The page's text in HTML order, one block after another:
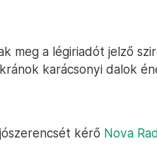
meg a légiriadót jelző
karácsonyi dalok
kérő Nova